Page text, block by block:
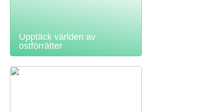
Upptäck världen av
ostförrätter